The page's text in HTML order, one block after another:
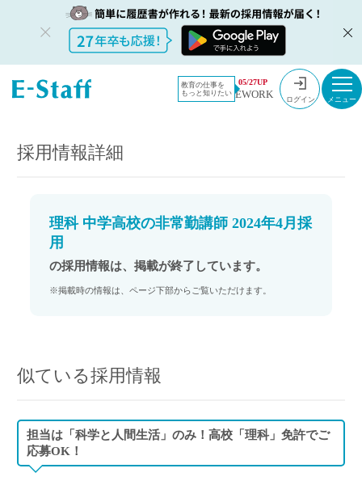
教育の仕事を
もっと知りたい
05/27UP
EWORK ログイン
教員採用情
報のイー・
採用情報
理科 中学高校の非常勤講師 2024年4月採用
採用情報詳細
理科 中学高校の非常勤講師 2024年4月採
用
の採用情報は、掲載が終了しています。
※掲載時の情報は、ページ下部からご覧いただけます。
似ている採用情報
担当は「科学と人間生活」のみ！高校「理科」免許でご
応募OK！